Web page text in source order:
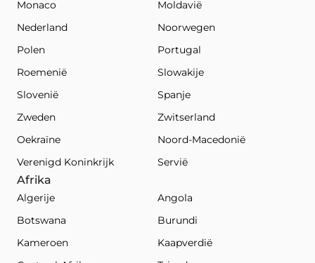
Monaco
Moldavië
Nederland
Noorwegen
Polen
Portugal
Roemenië
Slowakije
Slovenië
Spanje
Zweden
Zwitserland
Oekraïne
Noord-Macedonië
Verenigd Koninkrijk
Servië
Afrika
Algerije
Angola
Botswana
Burundi
Kameroen
Kaapverdië